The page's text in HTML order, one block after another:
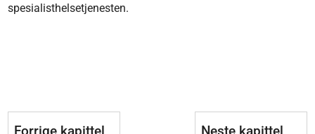
spesialisthelsetjenesten.
Forrige kapittel Neste kapittel